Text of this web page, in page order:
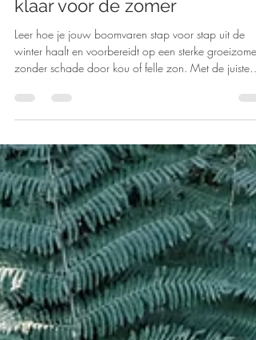
Zo maak je jouw boomvaren
klaar voor de zomer
Leer hoe je jouw boomvaren stap voor stap uit de
zonder schade door kou of felle zon. Met de juiste
timing, watergift en verzorging groeit je boomvaren